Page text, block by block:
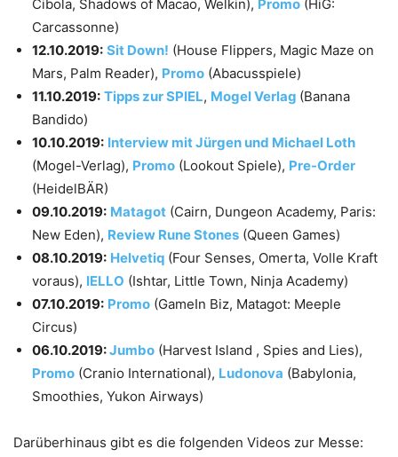
Cibola, Shadows of Macao, Welkin), Promo (HiG:
Carcassonne)
12.10.2019: Sit Down! (House Flippers, Magic Maze on
Mars, Palm Reader), Promo (Abacusspiele)
11.10.2019: Tipps zur SPIEL, Mogel Verlag (Banana
Bandido)
10.10.2019: Interview mit Jürgen und Michael Loth
(Mogel-Verlag), Promo (Lookout Spiele), Pre-Order
(HeidelBÄR)
09.10.2019: Matagot (Cairn, Dungeon Academy, Paris:
New Eden), Review Rune Stones (Queen Games)
08.10.2019: Helvetiq (Four Senses, Omerta, Volle Kraft
voraus), IELLO (Ishtar, Little Town, Ninja Academy)
07.10.2019: Promo (GameIn Biz, Matagot: Meeple
Circus)
06.10.2019:Jumbo (Harvest Island , Spies and Lies),
Promo (Cranio International), Ludonova (Babylonia,
Smoothies, Yukon Airways)
Darüberhinaus gibt es die folgenden Videos zur Messe: